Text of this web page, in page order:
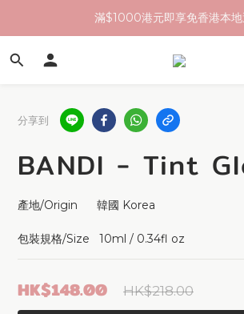
滿$1000港元即享免香港本
分享到
BANDI - Tint
產地/Origin      韓國 Korea
包裝規格/Size   10ml / 0.34fl oz
HK$218.00
HK$148.00